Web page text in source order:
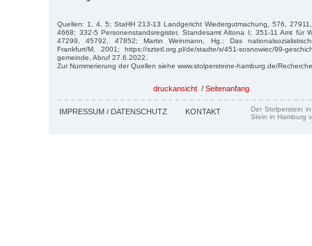
Quellen: 1, 4, 5; StaHH 213-13 Landgericht Wiedergutmachung, 576,
4668; 332-5 Personenstandsregister, Standesamt Altona I; 351-11 Amt für
47299, 45792, 47852; Martin Weinmann, Hg.: Das
Frankfurt/M, 2001; https://sztetl.org.pl/de/stadte/s/451-sosnowiec/99-
gemeinde, Abruf 27.6.2022.
Zur Nummerierung der Quellen siehe www.stolpersteine-hamburg.de/
druckansicht / Seitenanfang
IMPRESSUM / DATENSCHUTZ KONTAKT
Der Stolperstein
Stein in Hamburg